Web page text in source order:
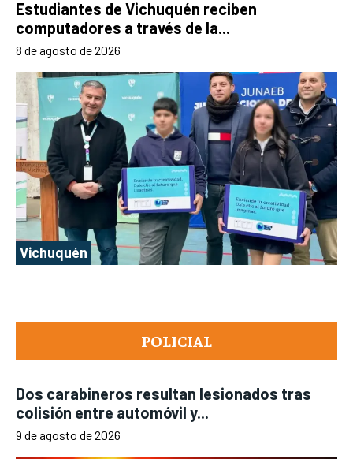
POLICIAL
Dos carabineros resultan lesionados tras
colisión entre automóvil y...
9 de agosto de 2026
Estudiantes de Vichuquén reciben
computadores a través de la...
8 de agosto de 2026
Vichuquén